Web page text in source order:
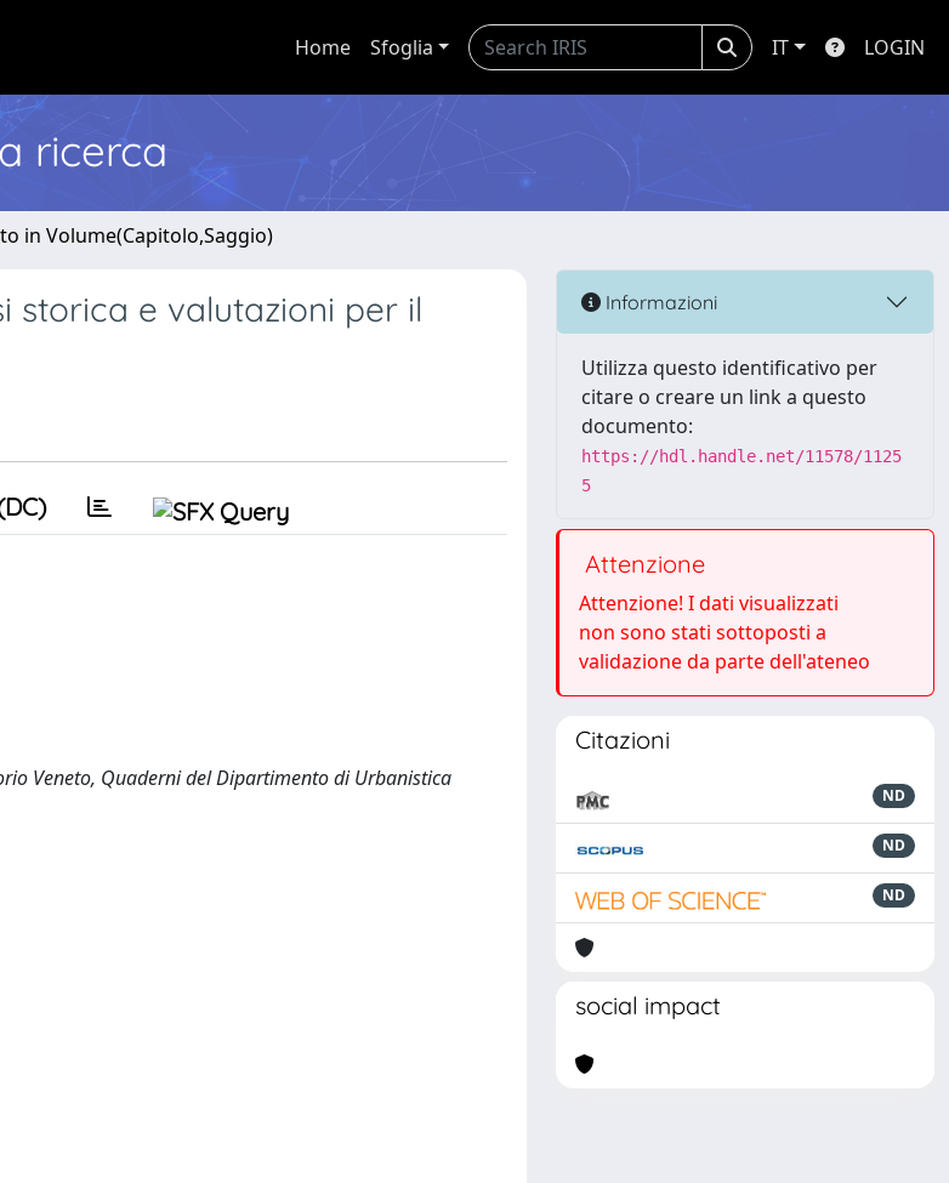
Home Sfoglia IT LOGIN
ricerca
in Volume(Capitolo,Saggio)
storica e valutazioni per il
Veneto, Quaderni del Dipartimento di Urbanistica
Informazioni
Utilizza questo identificativo per
citare o creare un link a questo
documento:
https://hdl.handle.net/11578/1125
5
Attenzione
Attenzione! I dati visualizzati
non sono stati sottoposti a
validazione da parte dell'ateneo
Citazioni
ND
ND
ND
social impact